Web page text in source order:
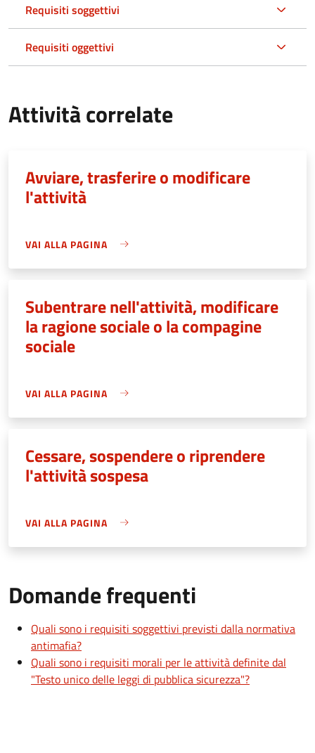
Requisiti soggettivi
Requisiti oggettivi
Attività correlate
Avviare, trasferire o modificare
l'attività
VAI ALLA PAGINA
Subentrare nell'attività, modificare
la ragione sociale o la compagine
sociale
VAI ALLA PAGINA
Cessare, sospendere o riprendere
l'attività sospesa
VAI ALLA PAGINA
Domande frequenti
Quali sono i requisiti soggettivi previsti dalla normativa
antimafia?
Quali sono i requisiti morali per le attività definite dal
"Testo unico delle leggi di pubblica sicurezza"?